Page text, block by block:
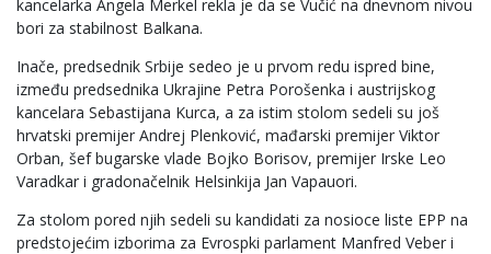
kancelarka Angela Merkel rekla je da se Vučić na dnevnom nivou
bori za stabilnost Balkana.
Inače, predsednik Srbije sedeo je u prvom redu ispred bine,
između predsednika Ukrajine Petra Porošenka i austrijskog
kancelara Sebastijana Kurca, a za istim stolom sedeli su još
hrvatski premijer Andrej Plenković, mađarski premijer Viktor
Orban, šef bugarske vlade Bojko Borisov, premijer Irske Leo
Varadkar i gradonačelnik Helsinkija Jan Vapauori.
Za stolom pored njih sedeli su kandidati za nosioce liste EPP na
predstojećim izborima za Evrospki parlament Manfred Veber i